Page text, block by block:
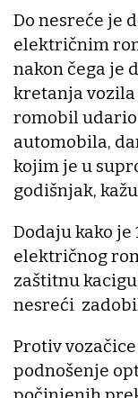
Do nesreće je
električnim
nakon čega je
kretanja
romobil udario
automobila,
kojim je u
godišnjak,
Dodaju kako je
električnog
zaštitnu
nesreći
Protiv
podnošenje